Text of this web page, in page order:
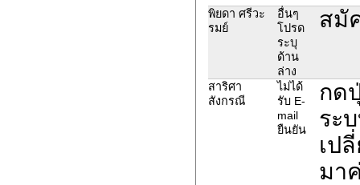
พิยดา ศรีวะ
รมย์
อื่นๆ
โปรด
ระบุ
ด้าน
ล่าง
สมั
สาริศา
สังกรณี
ไม่ได้
รับ E-
mail
ยืนยัน
กด
ระ
เป
มา